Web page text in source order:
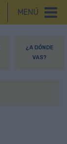
MENÚ
¿A DÓNDE
VAS?